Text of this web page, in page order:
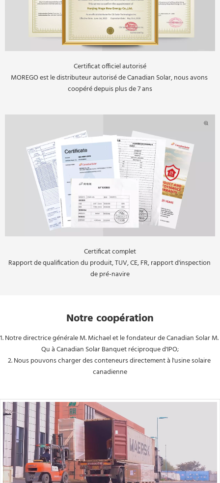
Certificat officiel autorisé
MOREGO est le distributeur autorisé de Canadian Solar, nous avons
coopéré depuis plus de 7 ans
Certificat complet
Rapport de qualification du produit, TUV, CE, FR, rapport d'inspection
de pré-navire
Notre coopération
1. Notre directrice générale M. Michael et le fondateur de Canadian Solar M.
Qu à Canadian Solar Banquet réciproque d'IPO;
2. Nous pouvons charger des conteneurs directement à l'usine solaire
canadienne